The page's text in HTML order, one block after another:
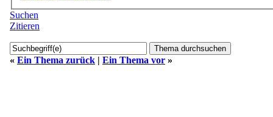
Suchen
Zitieren
« Ein Thema zurück | Ein Thema vor »